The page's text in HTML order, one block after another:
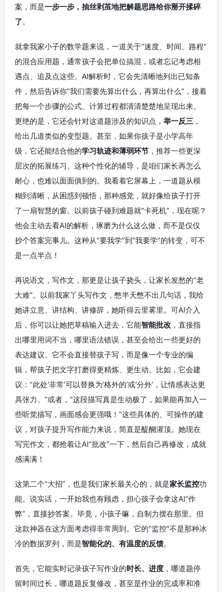
案，而是一步一步，抽丝剥茧地把解题思路给你掰开揉碎
了。
就拿我家小子的数学题来说，一道关于“速度、时间、路程”
的混合应用题，通常孩子会把单位搞混，或者忘记考虑相
遇点、追及点这些。AI解析时，它会先清晰地列出已知条
件，然后告诉你“我们需要先算出什么，再算出什么”，接着
把每一个步骤的公式、计算过程都清清楚楚地呈现出来。
更绝的是，它还会针对这道题涉及的知识点， 举一反三 ，
给出几道类似的变型题。甚至，如果你孩子是小学高年
级，它还能结合他的学习轨迹和薄弱环节 ，推荐一些更深
层次的拓展练习。这种个性化的辅导，是咱们家长再怎么
耐心，也难以面面俱到的。我看着它屏幕上，一道题从模
糊到清晰，从困惑到顿悟，那种感觉，就好像给孩子打开
了一扇智慧的窗。以前孩子碰到难题就“卡死机”，现在呢？
他会主动去看AI的解析，琢磨为什么这么做，而不是仅仅
抄个答案完事儿。这种从“要我学”到“我要学”的转变，可不
是一点半点！
再说语文，写作文，那更是让孩子挠头，让家长发愁的“老
大难”。以前我家丫头写作文，憋半天憋不出几句话，我给
她讲立意、讲结构、讲修辞，她听得云里雾里。可AI介入
后，你可以让她把草稿输入进去，它能智能批改 ，直接指
出哪里用词不当，哪里语法错误，甚至会给出一些更好的
表达建议。它不会直接替孩子写，而是像一个专业的编
辑，帮孩子把文字打磨得更精炼、更生动。比如，它会建
议：“此处‘非常’可以替换为‘格外的’或‘分外’，让情感表达更
具张力。”或者，“这段描写真是生动极了，如果能再加入一
些听觉描写，画面感会更强哦！”这些具体的、可操作的建
议，对孩子提升写作能力来说，简直是醍醐灌顶。她现在
写完作文，都抢着让AI“批改”一下，然后自己再修改，成就
感满满！
这第二个“大招”，也是我们家长最关心的，就是家长监控功
能。说实话，一开始我也有顾虑，担心孩子会拿这AI“作
弊”，直接抄答案。毕竟，小孩子嘛，自制力摆在那里。但
这款神器在这方面考虑得非常周到。它的“监控”不是那种冰
冷的数据罗列，而是智能化的、有温度的反馈。
首先，它能实时记录孩子写作业的时长、进度 ，哪道题停
留时间过长，哪道题反复修改，甚至是作业的完成率和准